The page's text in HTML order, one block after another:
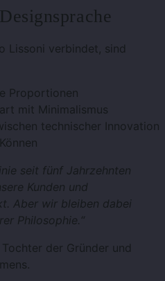
Lissoni verbindet, sind
Proportionen
mit Minimalismus
technischer Innovation
seit fünf Jahrzehnten
Kunden und
Aber wir bleiben dabei
Philosophie.“
der Gründer und